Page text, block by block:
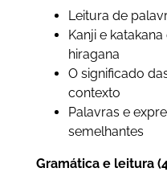
Leitura de
Kanji e
hiragana
O significado
contexto
Palavras e
semelhantes
Gramática e leitura